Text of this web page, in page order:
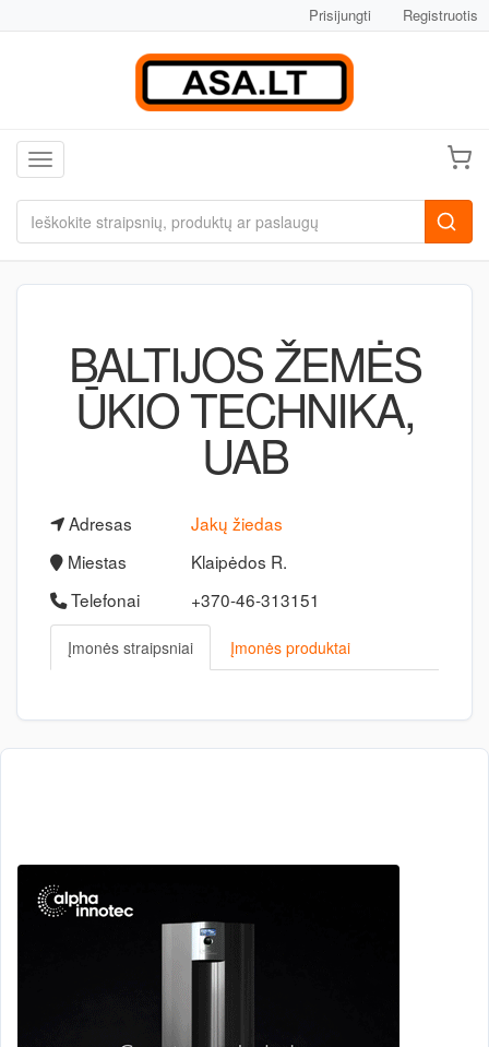
Prisijungti Registruotis
Toggle navigation
BALTIJOS ŽEMĖS
ŪKIO TECHNIKA,
UAB
Adresas
Jakų žiedas
Miestas
Klaipėdos R.
Telefonai
+370-46-313151
Įmonės straipsniai Įmonės produktai